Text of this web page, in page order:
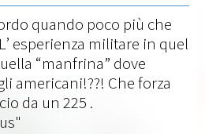
quando poco più che
esperienza militare in quel
“manfrina” dove
americani!??! Che forza
da un 225 .